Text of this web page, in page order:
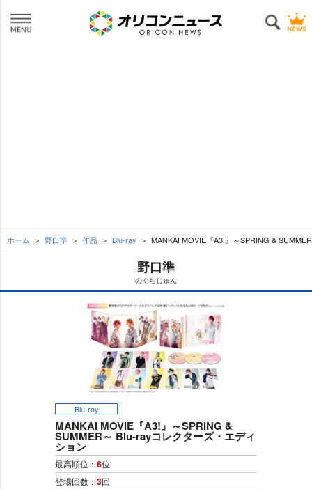
ホーム 野口準 作品 Blu-ray MANKAI MOVIE『A3!』～SPRING &
野口準
のぐちじゅん
Blu-ray
MANKAI MOVIE『A3!』～SPRING &
SUMMER～ Blu-rayコレクターズ・エディ
ション
最高順位： 6位
登場回数： 3回